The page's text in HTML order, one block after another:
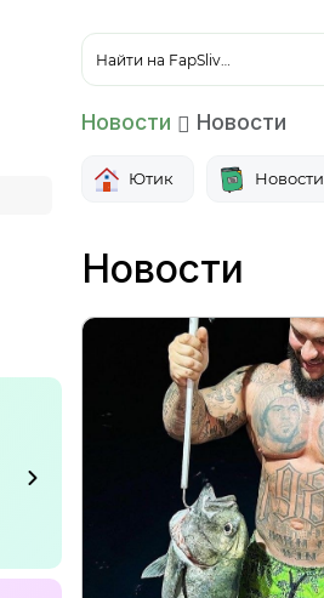
Найти на FapSliv…
Новости Новости
Ютик Новости
Новости